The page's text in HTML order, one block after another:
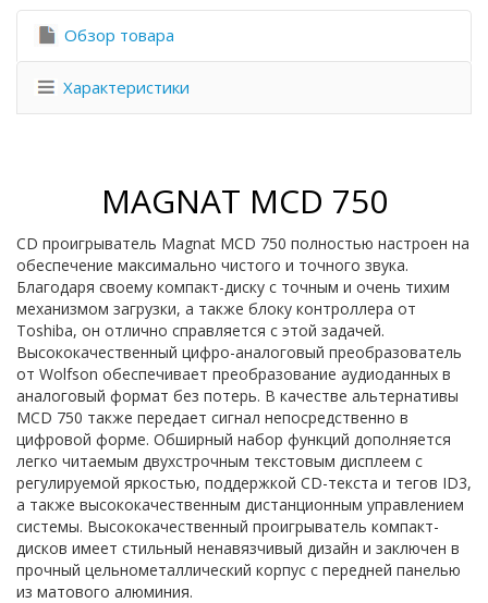
Обзор товара
Характеристики
MAGNAT MCD 750
CD проигрыватель Magnat MCD 750 полностью настроен на
обеспечение максимально чистого и точного звука.
Благодаря своему компакт-диску с точным и очень тихим
механизмом загрузки, а также блоку контроллера от
Toshiba, он отлично справляется с этой задачей.
Высококачественный цифро-аналоговый преобразователь
от Wolfson обеспечивает преобразование аудиоданных в
аналоговый формат без потерь. В качестве альтернативы
MCD 750 также передает сигнал непосредственно в
цифровой форме. Обширный набор функций дополняется
легко читаемым двухстрочным текстовым дисплеем с
регулируемой яркостью, поддержкой CD-текста и тегов ID3,
а также высококачественным дистанционным управлением
системы. Высококачественный проигрыватель компакт-
дисков имеет стильный ненавязчивый дизайн и заключен в
прочный цельнометаллический корпус с передней панелью
из матового алюминия.